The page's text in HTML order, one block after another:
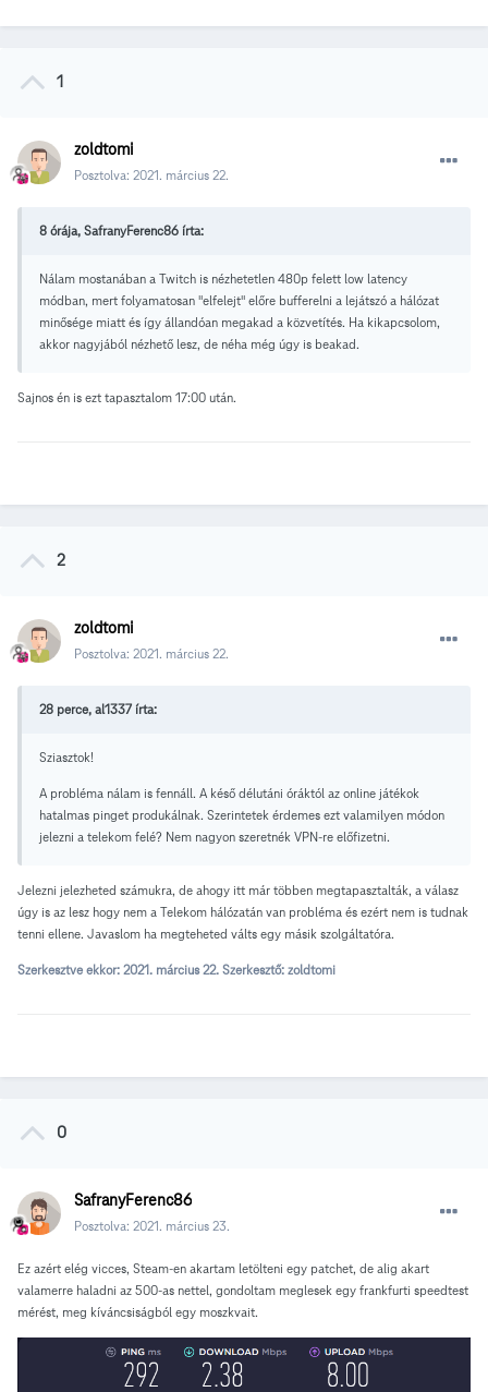
1
zoldtomi
Posztolva: 2021. március 22.
8 órája, SafranyFerenc86 írta:
Nálam mostanában a Twitch is nézhetetlen 480p felett low latency
módban, mert folyamatosan "elfelejt" előre bufferelni a lejátszó a hálózat
minősége miatt és így állandóan megakad a közvetítés. Ha kikapcsolom,
akkor nagyjából nézhető lesz, de néha még úgy is beakad.
Sajnos én is ezt tapasztalom 17:00 után.
2
zoldtomi
Posztolva: 2021. március 22.
28 perce, al1337 írta:
Sziasztok!
A probléma nálam is fennáll. A késő délutáni óráktól az online játékok
hatalmas pinget produkálnak. Szerintetek érdemes ezt valamilyen módon
jelezni a telekom felé? Nem nagyon szeretnék VPN-re előfizetni.
Jelezni jelezheted számukra, de ahogy itt már többen megtapasztalták, a válasz
úgy is az lesz hogy nem a Telekom hálózatán van probléma és ezért nem is tudnak
tenni ellene. Javaslom ha megteheted válts egy másik szolgáltatóra.
Szerkesztve ekkor: 2021. március 22. Szerkesztő: zoldtomi
0
SafranyFerenc86
Posztolva: 2021. március 23.
Ez azért elég vicces, Steam-en akartam letölteni egy patchet, de alig akart
valamerre haladni az 500-as nettel, gondoltam meglesek egy frankfurti speedtest
mérést, meg kíváncsiságból egy moszkvait.